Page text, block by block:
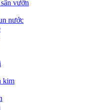
vườn
nước
kim